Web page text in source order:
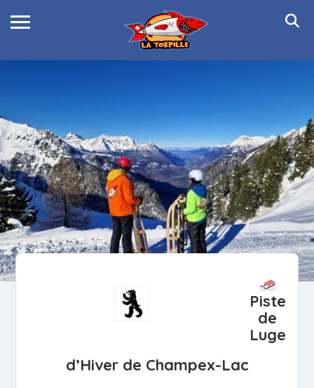
Piste
de
Luge
d’Hiver de Champex-Lac